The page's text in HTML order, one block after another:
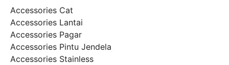
Accessories Cat
Accessories Lantai
Accessories Pagar
Accessories Pintu Jendela
Accessories Stainless